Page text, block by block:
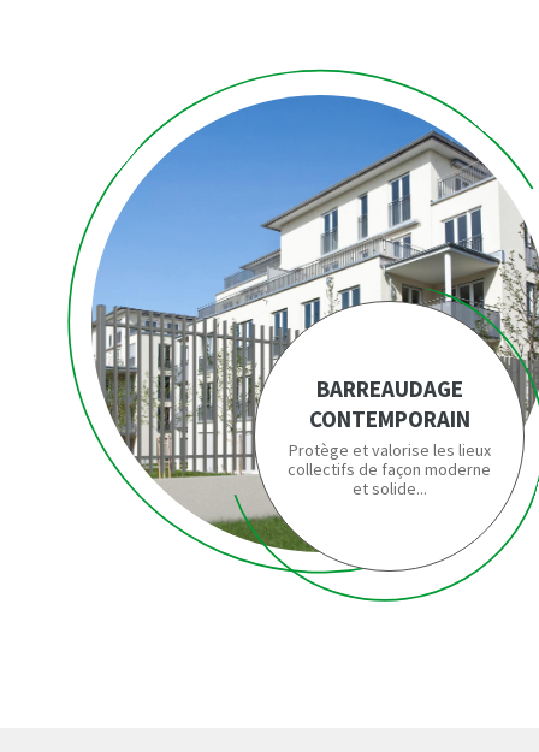
BARREAUDAGE
CONTEMPORAIN
Protège et valorise les lieux
collectifs de façon moderne
et solide...